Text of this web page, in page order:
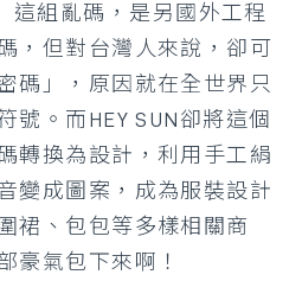
這組亂碼，是另國外工程
，但對台灣人來說，卻可
碼」，原因就在全世界只
號。而HEY SUN卻將這個
轉換為設計，利用手工絹
變成圖案，成為服裝設計
裙、包包等多樣相關商
豪氣包下來啊！